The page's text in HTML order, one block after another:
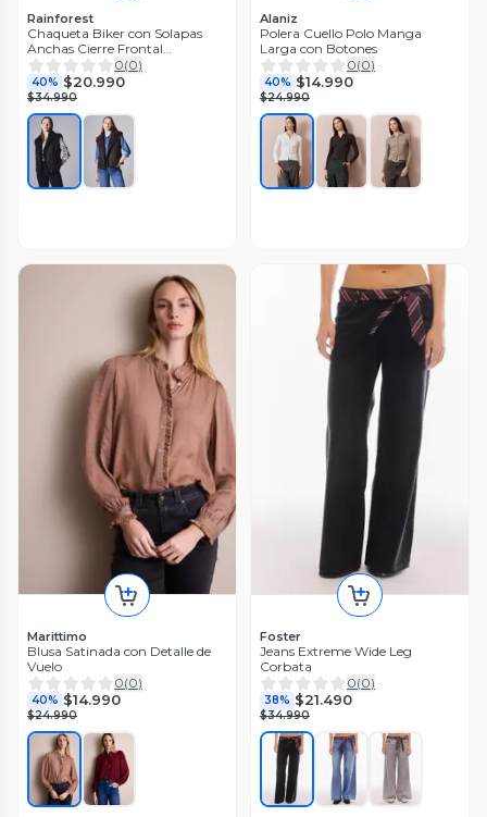
Rainforest
Chaqueta Biker con Solapas
Anchas Cierre Frontal
Asimétrico
0(0)
40% $20.990
$34.990
Alaniz
Polera Cuello Polo Manga
Larga con Botones
0(0)
40% $14.990
$24.990
Marittimo
Blusa Satinada con Detalle de
Vuelo
0(0)
40% $14.990
$24.990
Foster
Jeans Extreme Wide Leg
Corbata
0(0)
38% $21.490
$34.990